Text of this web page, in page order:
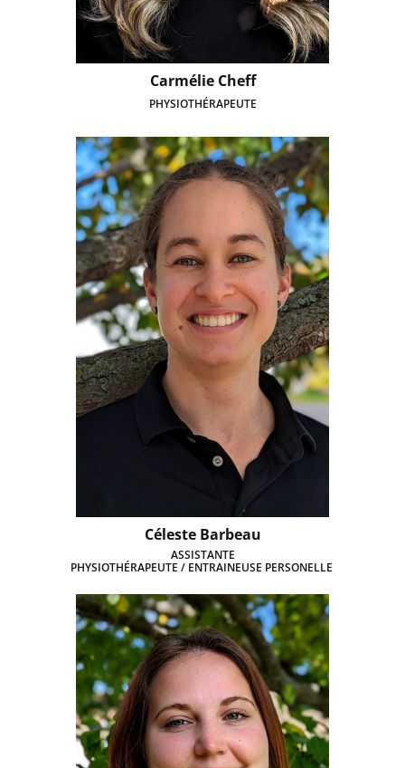
Carmélie Cheff
PHYSIOTHÉRAPEUTE
Céleste Barbeau
ASSISTANTE
PHYSIOTHÉRAPEUTE / ENTRAINEUSE PERSONELLE